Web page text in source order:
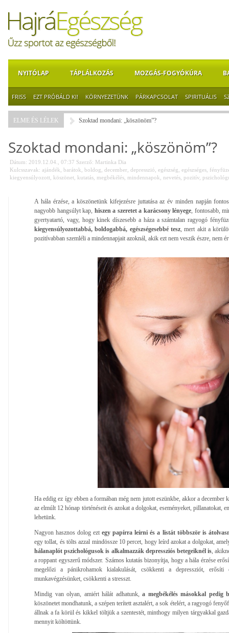
NYITÓLAP TÁPLÁLKOZÁS MOZGÁS-FOGYÓKÚRA
FRISS EZT PRÓBÁLD KI! KÖRNYEZETÜNK PÁRKAPCSOLAT SPIRITUÁLIS
ELME ÉS LÉLEK Szoktad mondani: „köszönöm”?
Szoktad mondani: „köszönöm”?
Dátum: 2019.12.04., 07:37 Szerző: Martinka Dia
Kulcsszavak: ajándék barátok boldog december depresszió egészség egészséges
kiegyensúlyozott köszönet kutatás megbékélés mindennapok nevetés pozitív
A hála érzése, a köszönetünk kifejezésre juttatása az év minden napján
nagyobb hangsúlyt kap, hiszen a szeretet a karácsony lényege , fontosabb,
gyertyatartó, vagy, hogy kinek díszesebb a háza a számtalan ragyogó
kiegyensúlyozottabbá, boldogabbá, egészségesebbé tesz , mert akit a
pozitívabban szemléli a mindennapjait azoknál, akik ezt nem veszik észre, nem
Ha eddig ez így ebben a formában még nem jutott eszünkbe, akkor a
az elmúlt 12 hónap történéseit és azokat a dolgokat, eseményeket, pillanatokat,
lehetünk.
Nagyon hasznos dolog eztegy papírra leírni és a listát többször is
egy tollat, és tölts azzal mindössze 10 percet, hogy leírd azokat a dolgokat,
hálanaplót pszichológusok is alkalmazzák depressziós betegeiknél is ,
a roppant egyszerű módszer. Számos kutatás bizonyítja, hogy a hála érzése
megelőzi a pánikrohamok kialakulását, csökkenti a depressziót, erősíti
munkavégzésünket, csökkenti a stresszt.
Mindig van olyan, amiért hálát adhatunk, a megbékélés másokkal pedig
köszönetet mondhatunk, a szépen terített asztalért, a sok ételért, a ragyogó
állnak a fa körül és kikkel töltjük a szentestét, minthogy milyen tárgyakkal
mennyit költöttünk.